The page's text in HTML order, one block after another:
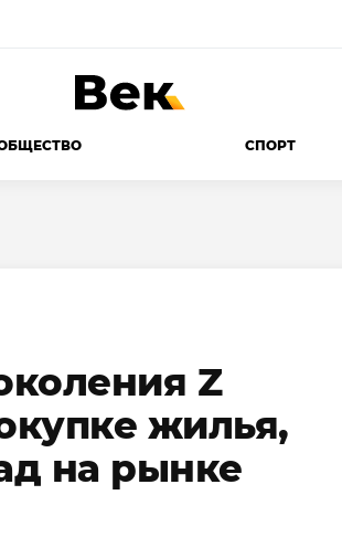
СПОРТ
Z
жилья,
на рынке